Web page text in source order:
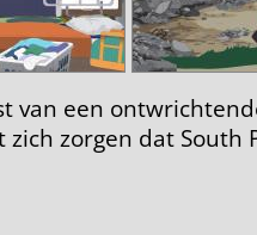
van een
zich zorgen dat South